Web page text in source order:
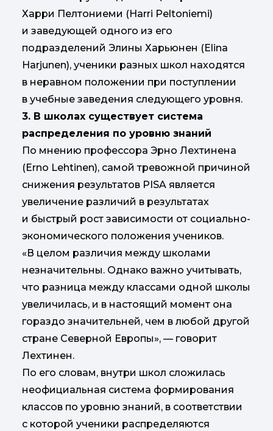
Харри Пелтониеми (Harri Peltoniemi)
и заведующей одного из его
подразделений Элины Харьюнен (Elina
Harjunen), ученики разных школ находятся
в неравном положении при поступлении
в учебные заведения следующего уровня.
3. В школах существует система
распределения по уровню знаний
По мнению профессора Эрно Лехтинена
(Erno Lehtinen), самой тревожной причиной
снижения результатов PISA является
увеличение различий в результатах
и быстрый рост зависимости от социально-
экономического положения учеников.
«В целом различия между школами
незначительны. Однако важно учитывать,
что разница между классами одной школы
увеличилась, и в настоящий момент она
гораздо значительней, чем в любой другой
стране Северной Европы», — говорит
Лехтинен.
По его словам, внутри школ сложилась
неофициальная система формирования
классов по уровню знаний, в соответствии
с которой ученики распределяются